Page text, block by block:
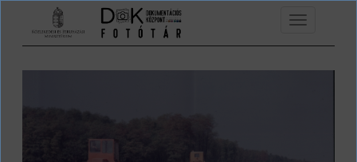
Ugrás a tartalomra
Toggle
navigation